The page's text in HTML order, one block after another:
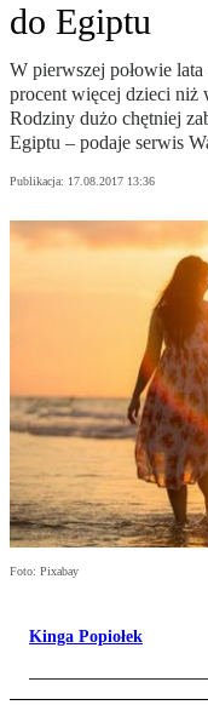
do Egiptu
W pierwszej połowie
procent więcej dzieci niż
Rodziny dużo chętniej
Egiptu – podaje serwis
Publikacja: 17.08.2017 13:36
Foto: Pixabay
Kinga Popiołek